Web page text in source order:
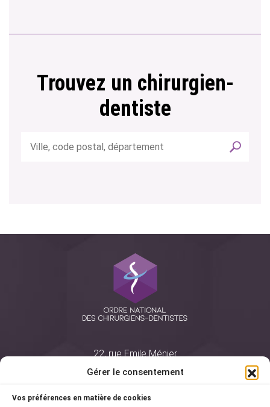
Gérer le consentement
Vos préférences en matière de cookies
Trouvez un chirurgien-
dentiste
22, rue Emile Ménier
75761 Paris Cedex 16
01 44 34 78 80